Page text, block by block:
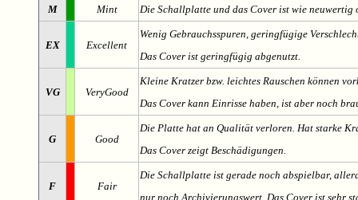
M Mint Die Schallplatte und das Cover ist wie
EX Excellent
Wenig Gebrauchsspuren, geringfügige
Das Cover ist geringfügig abgenutzt.
VG VeryGood
Kleine Kratzer bzw. leichtes Rauschen können
Das Cover kann Einrisse haben, ist aber noch
G Good
Die Platte hat an Qualität verloren. Hat starke
Das Cover zeigt Beschädigungen.
F Fair
Die Schallplatte ist gerade noch abspielbar,
nur noch Archivierungswert. Das Cover ist sehr